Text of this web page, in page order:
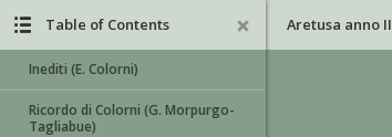
Aretusa anno
Table of Contents
Inediti (E. Colorni)
Ricordo di Colorni (G. Morpurgo-
Tagliabue)